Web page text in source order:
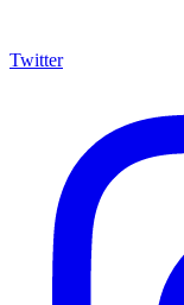
Twitter